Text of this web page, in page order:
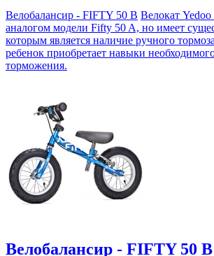
Велобалансир - FIFTY 50 B Велокат
аналогом модели Fifty 50 A, но имеет
которым является наличие ручного
ребенок приобретает навыки
торможения.
Велобалансир - FIFTY 50 B